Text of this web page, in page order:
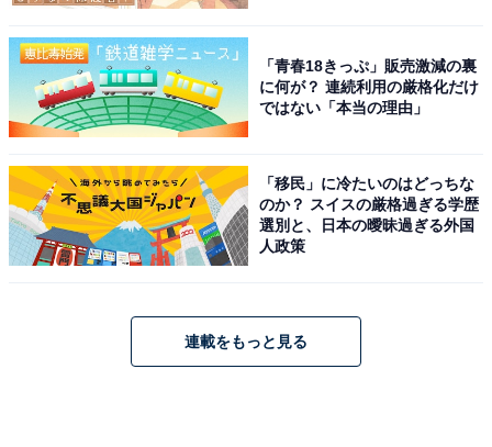
「青春18きっぷ」販売激減の裏
に何が？ 連続利用の厳格化だけ
ではない「本当の理由」
「移民」に冷たいのはどっちな
のか？ スイスの厳格過ぎる学歴
選別と、日本の曖昧過ぎる外国
人政策
連載をもっと見る